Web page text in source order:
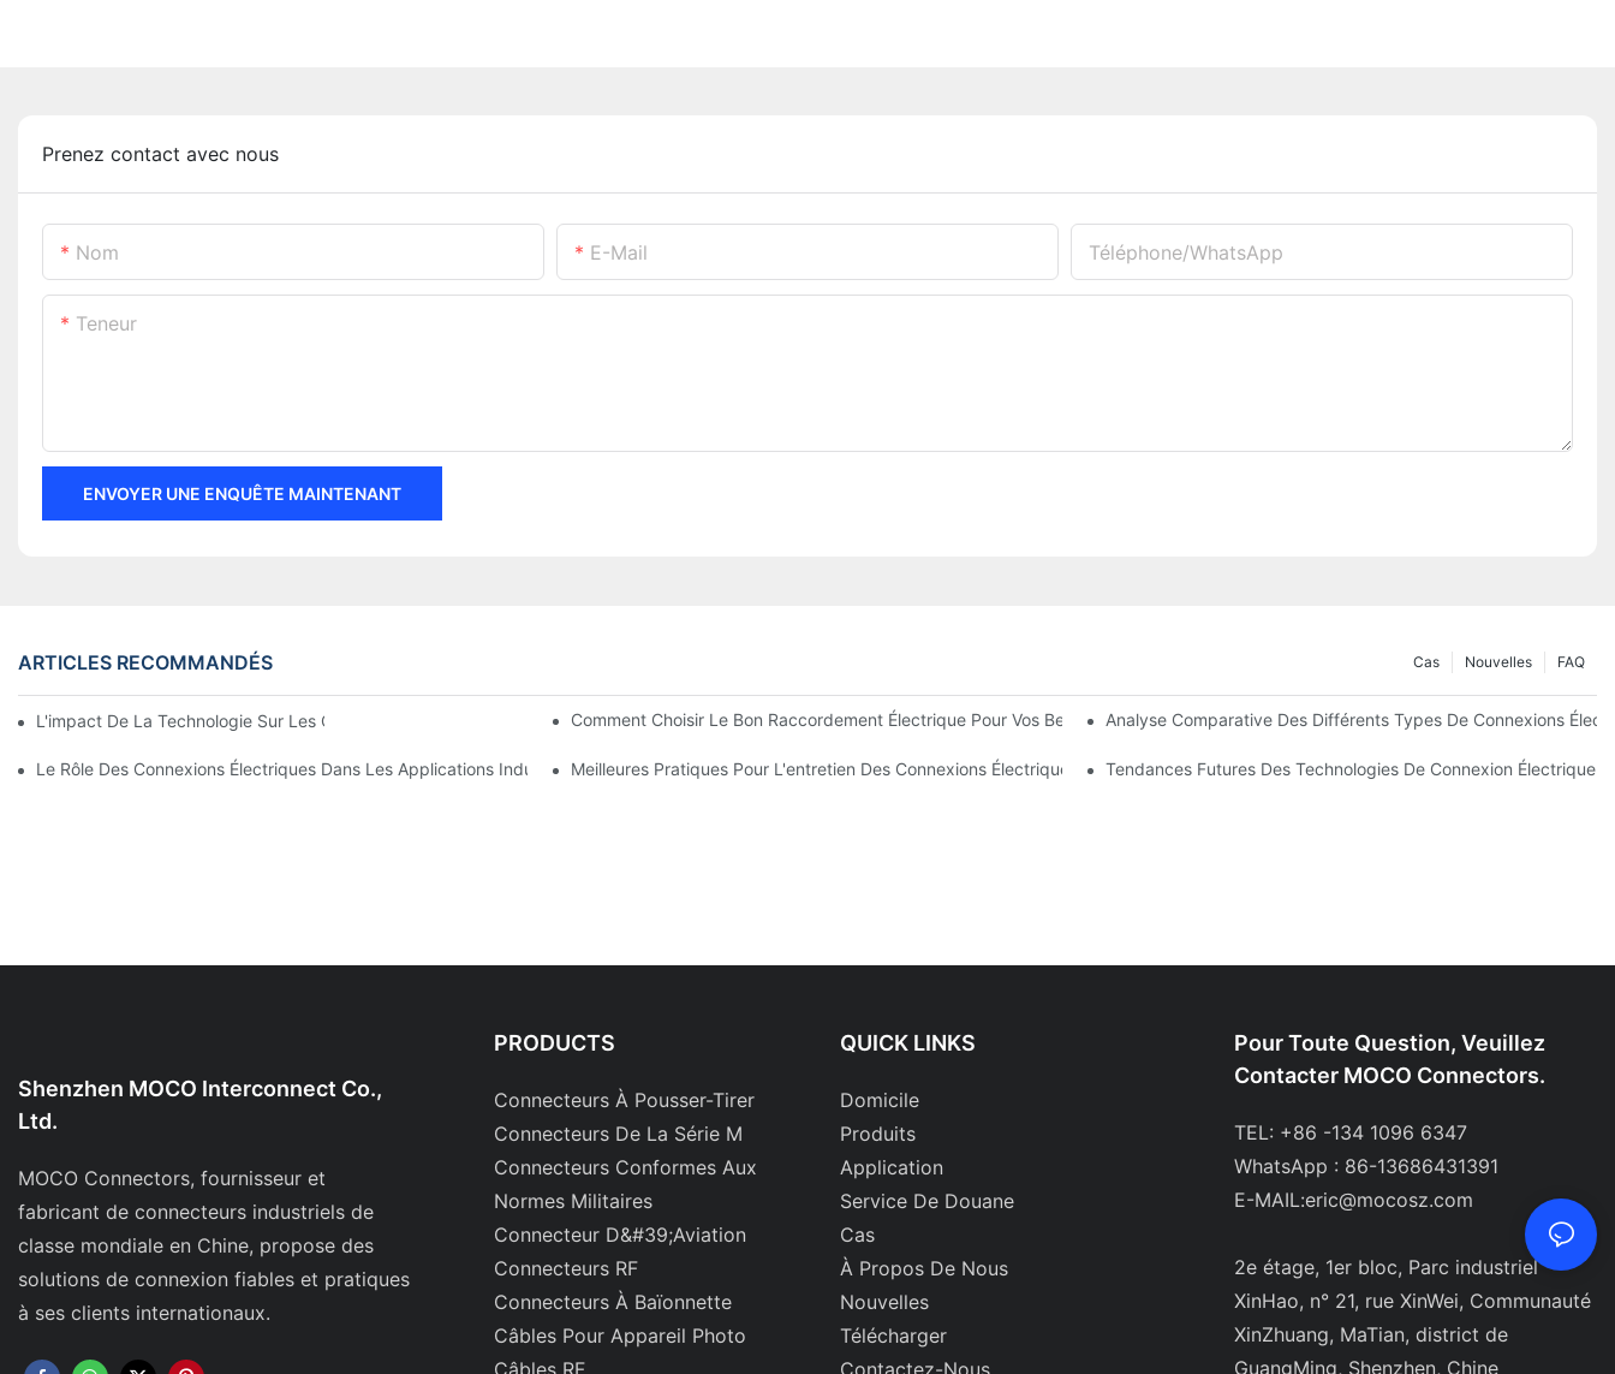
Prenez contact avec nous
Nom E-Mail Téléphone/WhatsApp
Teneur
ENVOYER UNE ENQUÊTE MAINTENANT
ARTICLES RECOMMANDÉS FAQ
Nouvelles
Cas
L'impact De La Technologie Sur Les Connexions Électriques En ÉlectroniqueComment Choisir Le Bon Raccordement Électrique Pour Vos Besoins Analyse Comparative Des Différents Types De Connexions
Le Rôle Des Connexions Électriques Dans Les Applications IndustriellesMeilleures Pratiques Pour L'entretien Des Connexions Électriques Tendances Futures Des Technologies De Connexion Électrique
Shenzhen MOCO Interconnect Co.,
Ltd.
MOCO Connectors, fournisseur et
fabricant de connecteurs industriels de
classe mondiale en Chine, propose des
solutions de connexion fiables et pratiques
à ses clients internationaux.
PRODUCTS
Connecteurs À Pousser-Tirer
Connecteurs De La Série M
Connecteurs Conformes Aux
Normes Militaires
Connecteur D&#39;aviation
Connecteurs RF
Connecteurs À Baïonnette
Câbles Pour Appareil Photo
Câbles RF
QUICK LINKS
Domicile
Produits
Application
Service De Douane
Cas
À Propos De Nous
Nouvelles
Télécharger
Contactez-Nous
Pour Toute Question, Veuillez
Contacter MOCO Connectors.
TEL: +86 -134 1096 6347
WhatsApp : 86-13686431391
E-MAIL:eric@mocosz.com
2e étage, 1er bloc, Parc industriel
XinHao, n° 21, rue XinWei, Communauté
XinZhuang, MaTian, ​​district de
GuangMing, Shenzhen, Chine